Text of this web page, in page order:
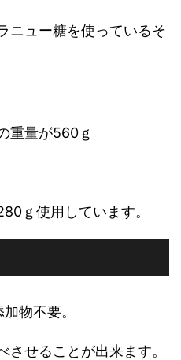
ニュー糖を使っているそ
重量が560ｇ
ｇ使用しています。
物不要。
せることが出来ます。